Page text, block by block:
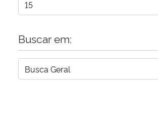
Buscar em: